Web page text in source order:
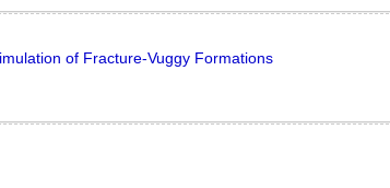
of Fracture-Vuggy Formations